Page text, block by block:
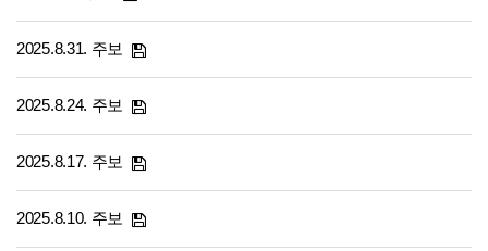
2025.8.31. 주보
2025.8.24. 주보
2025.8.17. 주보
2025.8.10. 주보